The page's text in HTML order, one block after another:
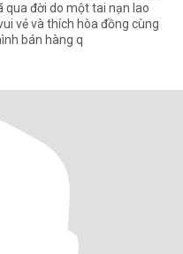
qua đời do một tai nạn lao
bán hàng q